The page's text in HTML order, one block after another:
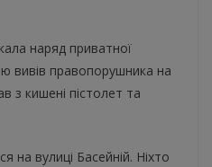
наряд приватної
вивів правопорушника на
з кишені пістолет та
на вулиці Басейній. Ніхто